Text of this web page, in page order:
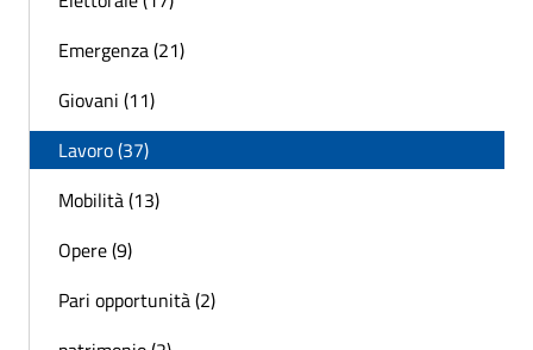
Emergenza (21)
Giovani (11)
Lavoro (37)
Mobilità (13)
Opere (9)
Pari opportunità (2)